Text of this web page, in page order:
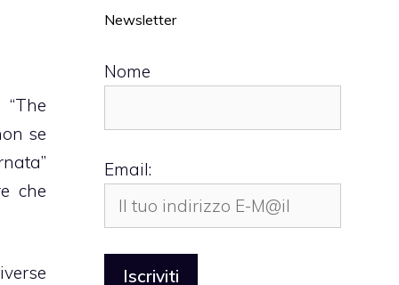
“The
se
che
Newsletter
Nome
Email: